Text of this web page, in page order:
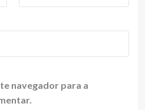
navegador para a